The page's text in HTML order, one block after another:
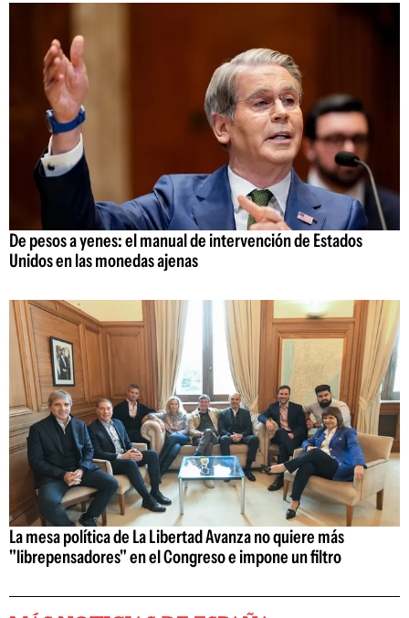
De pesos a yenes: el manual de intervención de Estados
Unidos en las monedas ajenas
La mesa política de La Libertad Avanza no quiere más
"librepensadores" en el Congreso e impone un filtro